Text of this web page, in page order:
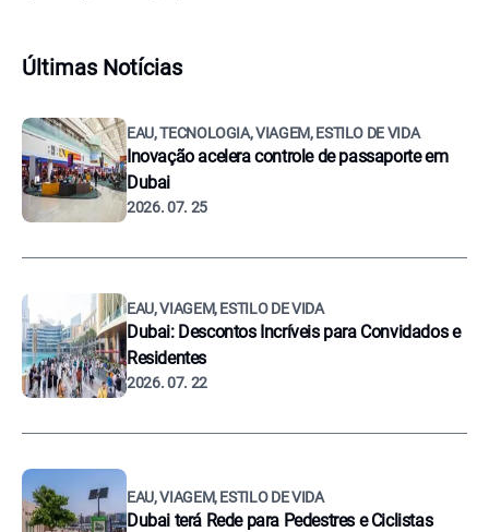
Últimas Notícias
EAU, TECNOLOGIA, VIAGEM, ESTILO DE VIDA
Inovação acelera controle de passaporte em
Dubai
2026. 07. 25
EAU, VIAGEM, ESTILO DE VIDA
Dubai: Descontos Incríveis para Convidados e
Residentes
2026. 07. 22
EAU, VIAGEM, ESTILO DE VIDA
Dubai terá Rede para Pedestres e Ciclistas